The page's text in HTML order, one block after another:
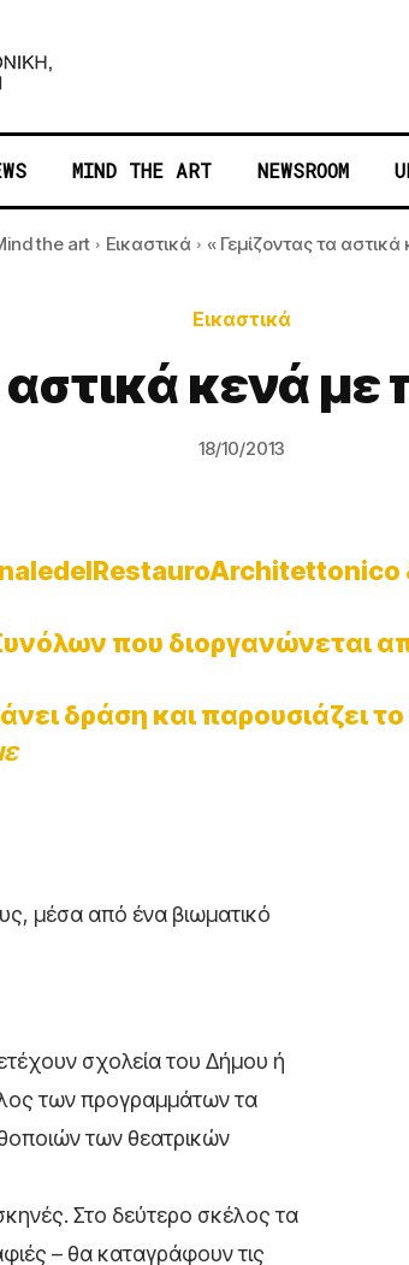
MIND THE ART NEWSROOM
the art Εικαστικά « Γεμίζοντας τα αστικά
Εικαστικά
κενά με
18/10/2013
που διοργανώνεται
δράση και παρουσιάζει το
μέσα από ένα βιωματικό
σχολεία του Δήμου ή
των προγραμμάτων τα
των θεατρικών
Στο δεύτερο σκέλος τα
– θα καταγράφουν τις